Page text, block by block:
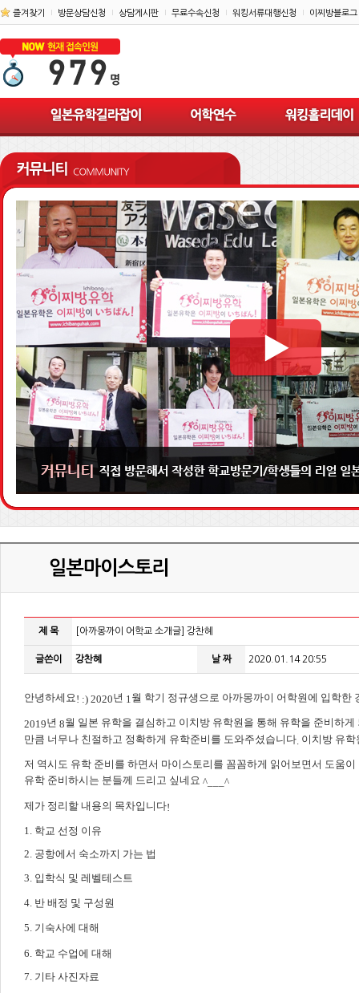
즐겨찾기 방문상담신청 상담게시판 무료수속신청 워킹서류대행신청 이찌방블로그
제 목 [아까몽까이 어학교 소개글] 강찬혜
글쓴이 강찬혜 날 짜 2020.01.14 20:55
안녕하세요! :) 2020년 1 월 학기 정규생으로 아까몽까이 어학원에 입학한
2019년 8월 일본 유학을 결심하고 이치방 유학원을 통해 유학을 준비하게
만큼 너무나 친절하고 정확하게 유학준비를 도와주셨습니다 이치방 유
저 역시도 유학 준비를 하면서 마이스토리를 꼼꼼하게 읽어보면서 도움
유학 준비하시는 분들께 드리고 싶네요 ^___^
제가 정리할 내용의 목차입니다!
1. 학교 선정 이유
2. 공항에서 숙소까지 가는 법
3. 입학식 및 레벨테스트
4. 반 배정 및 구성원
5. 기숙사에 대해
6. 학교 수업에 대해
7. 기타 사진자료